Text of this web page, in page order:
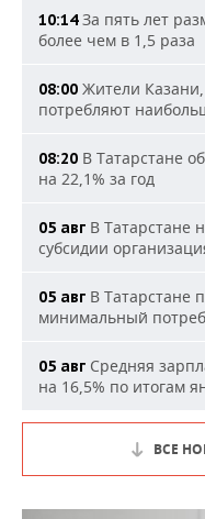
10:14За пять лет
более чем в 1,5 раза
08:00 Жители
потребляют
08:20 В Татарстане
на 22,1% за год
05 авг В Татарстане
субсидии
05 авг В Татарстане
минимальный
05 авг Средняя
на 16,5% по итогам
ВСЕ